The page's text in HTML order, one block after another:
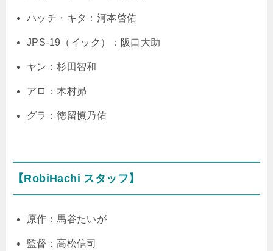
ハッチ・キタ：河本啓佑
JPS-19（イック）：阪口大助
ヤン：杉田智和
アロ：木村昴
グラ：徳留慎乃佑
【RobiHachi スタッフ】
原作：馬谷たいが
監督：高松信司